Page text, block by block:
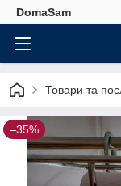
DomaSam
Товари та
–35%